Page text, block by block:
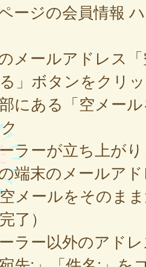
ージの会員情報
メールアドレス
」ボタンをクリ
にある「空メー
ラーが立ち上が
端末のメールア
メールをそのま
了）
ー以外のアドレ